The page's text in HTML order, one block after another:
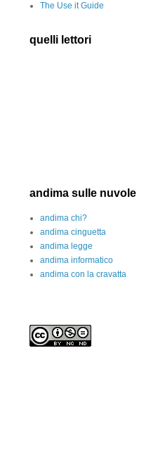
The Use it Guide
quelli lettori
andima sulle nuvole
andima chi?
andima cinguetta
andima legge
andima informatico
andima con la cravatta